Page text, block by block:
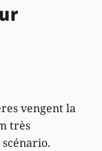
vengent la
très